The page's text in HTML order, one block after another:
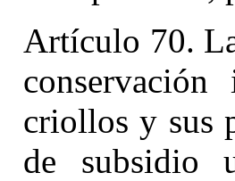
Artículo 70.
criollos y sus
de subsidio